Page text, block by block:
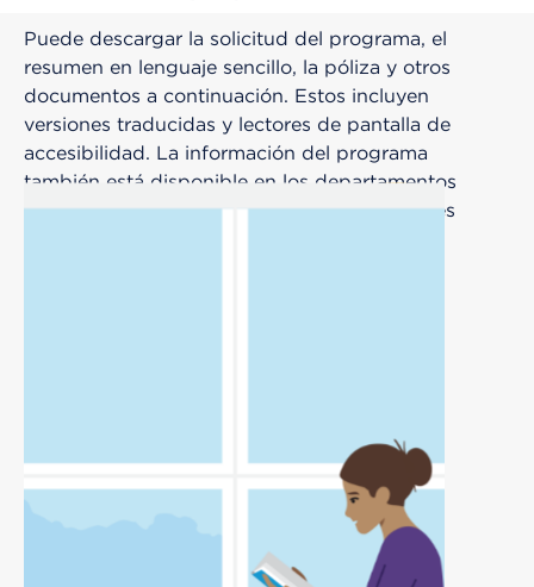
Puede descargar la solicitud del programa, el
resumen en lenguaje sencillo, la póliza y otros
documentos a continuación. Estos incluyen
versiones traducidas y lectores de pantalla de
accesibilidad. La información del programa
también está disponible en los departamentos
de Admisión, Sala de Emergencias y Asesores
Ver el resumen del programa MFA (PDF)
Montos generalmente facturados (PDF)